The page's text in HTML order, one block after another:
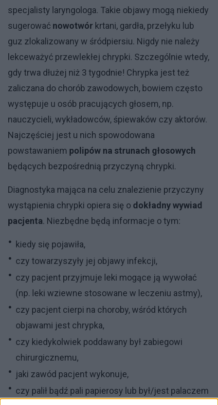
specjalisty laryngologa. Takie objawy mogą niekiedy
sugerować nowotwór krtani, gardła, przełyku lub
guz zlokalizowany w śródpiersiu. Nigdy nie należy
lekceważyć przewlekłej chrypki. Szczególnie wtedy,
gdy trwa dłużej niż 3 tygodnie! Chrypka jest też
zaliczana do chorób zawodowych, bowiem często
występuje u osób pracujących głosem, np.
nauczycieli, wykładowców, śpiewaków czy aktorów.
Najczęściej jest u nich spowodowana
powstawaniem polipów na strunach głosowych
będących bezpośrednią przyczyną chrypki.
Diagnostyka mająca na celu znalezienie przyczyny
wystąpienia chrypki opiera się o dokładny wywiad
pacjenta. Niezbędne będą informacje o tym:
kiedy się pojawiła,
czy towarzyszyły jej objawy infekcji,
czy pacjent przyjmuje leki mogące ją wywołać
(np. leki wziewne stosowane w leczeniu astmy),
czy pacjent cierpi na choroby, wśród których
objawami jest chrypka,
czy kiedykolwiek poddawany był zabiegowi
chirurgicznemu,
jaki zawód pacjent wykonuje,
czy palił bądź pali papierosy lub był/jest palaczem